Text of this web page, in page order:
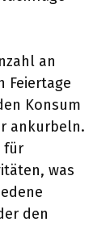
an
Feiertage
Konsum
ankurbeln.
für
was
den